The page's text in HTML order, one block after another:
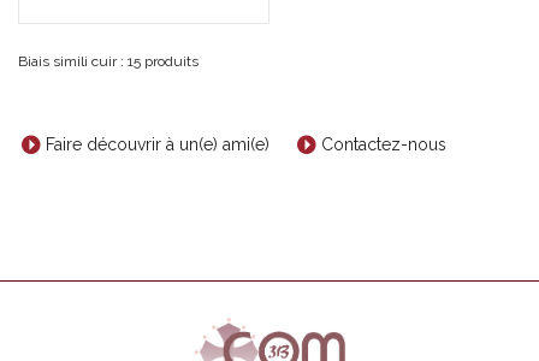
Biais simili cuir : 15 produits
Faire découvrir à un(e) ami(e) Contactez-nous